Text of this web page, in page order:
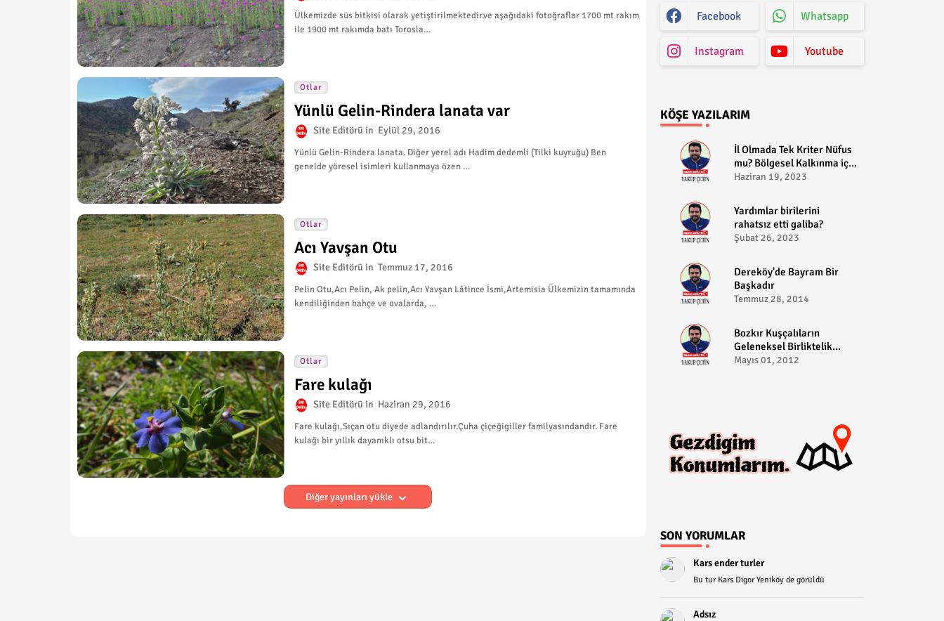
Ülkemizde süs bitkisi olarak yetiştirilmektedir.ve aşağıdaki fotoğraflar 1700 mt rakım
ile 1900 mt rakımda batı Torosla…
Otlar
Yünlü Gelin-Rindera lanata var
Site Editörü Eylül 29, 2016
Yünlü Gelin-Rindera lanata. Diğer yerel adı Hadim dedemli (Tilki kuyruğu) Ben
genelde yöresel isimleri kullanmaya özen …
Otlar
Acı Yavşan Otu
Site Editörü Temmuz 17, 2016
Pelin Otu,Acı Pelin, Ak pelin,Acı Yavşan Lâtince İsmi,Artemisia Ülkemizin tamamında
kendiliğinden bahçe ve ovalarda, …
Otlar
Fare kulağı
Site Editörü Haziran 29, 2016
Fare kulağı,Sıçan otu diyede adlandırılır.Çuha çiçeğigiller familyasındandır. Fare
kulağı bir yıllık dayanıklı otsu bit…
Diğer yayınları yükle
Facebook Whatsapp
Instagram Youtube
KÖŞE YAZILARIM
​İl Olmada Tek Kriter Nüfus
mu? Bölgesel Kalkınma için
Bozkır il olabilir?
Haziran 19, 2023
​Yardımlar birilerini
rahatsız etti galiba?
Şubat 26, 2023
Dereköy'de Bayram Bir
Başkadır
Temmuz 28, 2014
Bozkır Kuşçalıların
Geleneksel Birliktelik
Pikniği
Mayıs 01, 2012
SON YORUMLAR
Kars ender turler
Bu tur Kars Digor Yeniköy de görüldü
Adsız